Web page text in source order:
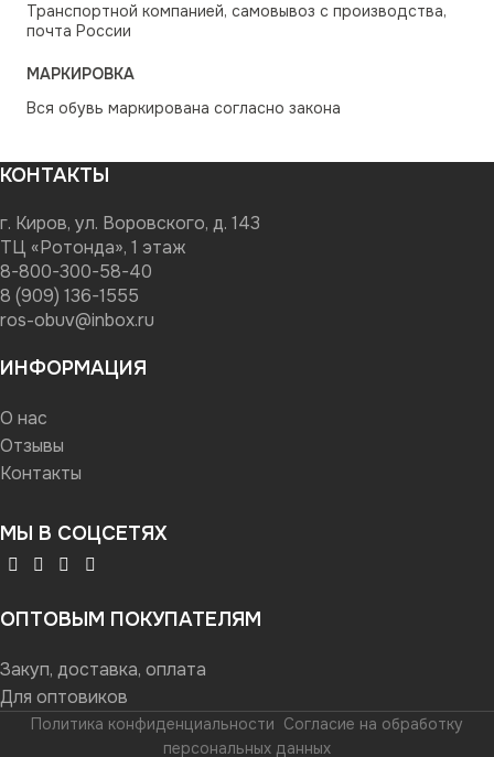
Транспортной компанией, самовывоз с производства,
почта России
МАРКИРОВКА
Вся обувь маркирована согласно закона
КОНТАКТЫ
г. Киров, ул. Воровского, д. 143
ТЦ «Ротонда», 1 этаж
8-800-300-58-40
8 (909) 136-1555
ros-obuv@inbox.ru
ИНФОРМАЦИЯ
О нас
Отзывы
Контакты
МЫ В СОЦСЕТЯХ
ОПТОВЫМ ПОКУПАТЕЛЯМ
Закуп, доставка, оплата
Для оптовиков
Политика конфиденциальности Согласие на обработку
персональных данных